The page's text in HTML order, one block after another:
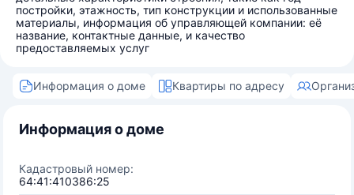
постройки, этажность, тип конструкции и использованные
материалы, информация об управляющей компании: её
название, контактные данные, и качество
предоставляемых услуг
Информация о доме Квартиры по адресу
Информация о доме
Кадастровый номер:
64:41:410386:25